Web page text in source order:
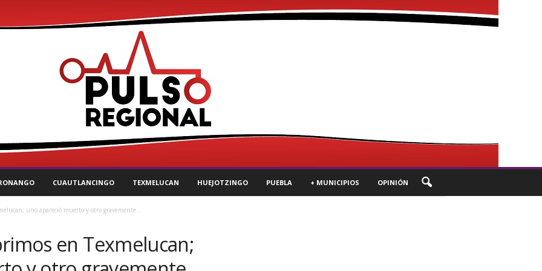
CUAUTLANCINGO TEXMELUCAN HUEJOTZINGO PUEBLA + MUNICIPIOS OPINIÓN
uno apareció muerto y otro gravemente...
en Texmelucan;